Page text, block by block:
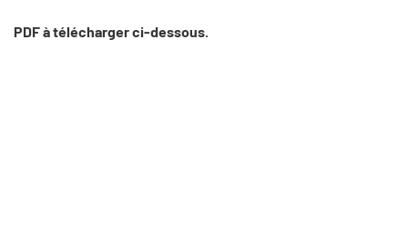
PDF à télécharger ci-dessous.